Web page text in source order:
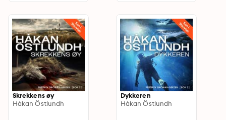
Skrekkens øy
Håkan Östlundh
Dykkeren
Håkan Östlundh